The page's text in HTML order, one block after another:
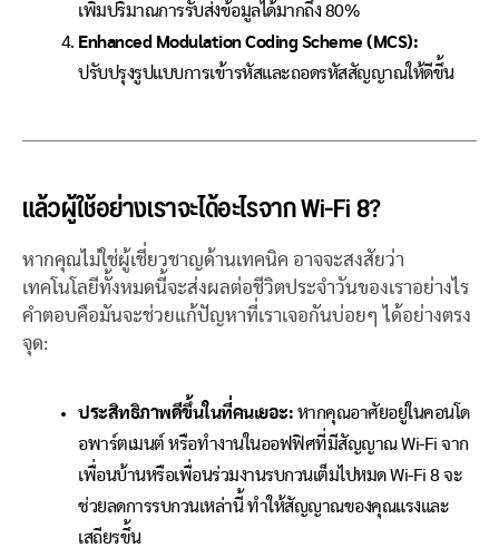
เพิ่มปริมาณการรับส่งข้อมูลได้มากถึง 80%
Enhanced Modulation Coding Scheme (MCS):
ปรับปรุงรูปแบบการเข้ารหัสและถอดรหัสสัญญาณให้ดีขึ้น
แล้วผู้ใช้อย่างเราจะได้อะไรจาก Wi-Fi 8?
หากคุณไม่ใช่ผู้เชี่ยวชาญด้านเทคนิค อาจจะสงสัยว่า
เทคโนโลยีทั้งหมดนี้จะส่งผลต่อชีวิตประจำวันของเราอย่างไร
คำตอบคือมันจะช่วยแก้ปัญหาที่เราเจอกันบ่อยๆ ได้อย่างตรง
จุด:
ประสิทธิภาพดีขึ้นในที่คนเยอะ: หากคุณอาศัยอยู่ในคอนโด
อพาร์ตเมนต์ หรือทำงานในออฟฟิศที่มีสัญญาณ Wi-Fi จาก
เพื่อนบ้านหรือเพื่อนร่วมงานรบกวนเต็มไปหมด Wi-Fi 8 จะ
ช่วยลดการรบกวนเหล่านี้ ทำให้สัญญาณของคุณแรงและ
เสถียรขึ้น